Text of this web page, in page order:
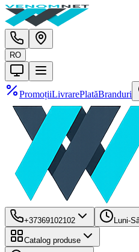
RO
PromoțiiLivrarePlatăBranduri
+37369102102 Luni-
Catalog produse